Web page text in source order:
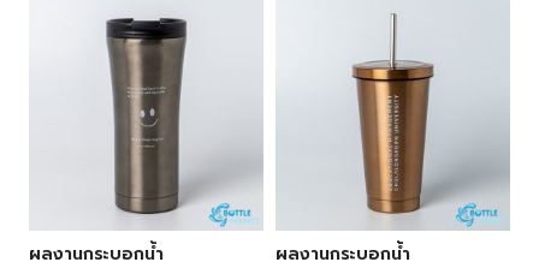
ผลงานกระบอกน้ำ ผลงานกระบอกน้ำ